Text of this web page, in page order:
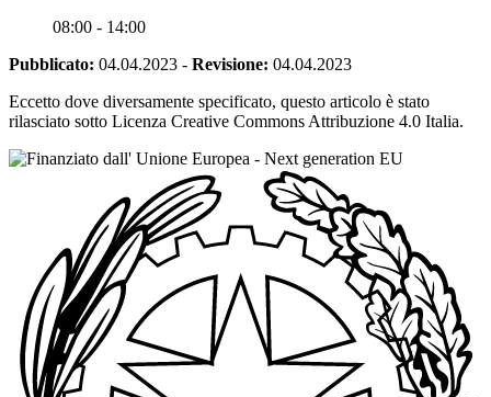
08:00 - 14:00
Pubblicato: 04.04.2023 - Revisione: 04.04.2023
Eccetto dove diversamente specificato, questo articolo è stato
rilasciato sotto Licenza Creative Commons Attribuzione 4.0 Italia.